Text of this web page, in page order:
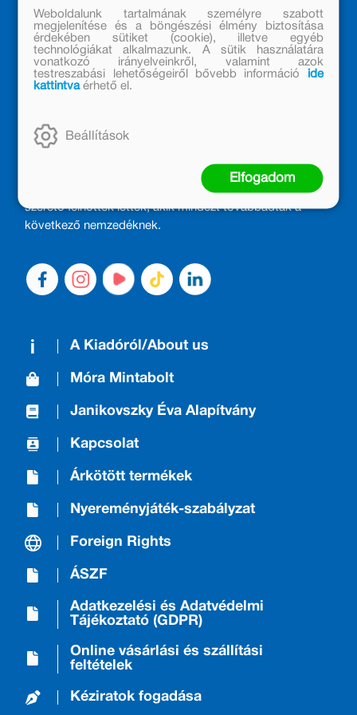
MÓRA KÖNYVKIADÓ – 1950 ÓTA
CSALÁDTAG
Kiadónk generációkat ajándékozott és ajándékoz meg az
olvasás örömével, olvasni szerető gyerekekből olvasni
szerető felnőttek lettek, akik mindezt továbbadták a
következő nemzedéknek.
A Kiadóról/About us
Móra Mintabolt
Janikovszky Éva Alapítvány
Kapcsolat
Árkötött termékek
Nyereményjáték-szabályzat
Foreign Rights
ÁSZF
Adatkezelési és Adatvédelmi
Tájékoztató (GDPR)
Online vásárlási és szállítási
feltételek
Kéziratok fogadása
Weboldalunk tartalmának személyre szabott
megjelenítése és a böngészési élmény biztosítása
érdekében sütiket (cookie), illetve egyéb
technológiákat alkalmazunk. A sütik használatára
vonatkozó irányelveinkről, valamint azok
testreszabási lehetőségeiről bővebb információ
ide
kattintvaérhető el.
Beállítások
Elfogadom